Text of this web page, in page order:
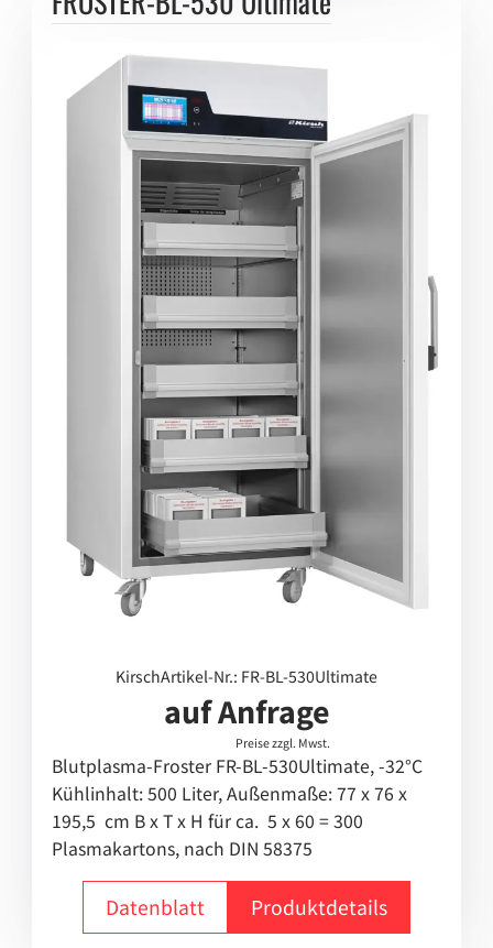
KirschArtikel-Nr.: FR-BL-530Ultimate
auf Anfrage
Preise zzgl. Mwst.
Blutplasma-Froster FR-BL-530Ultimate, -32°C
Kühlinhalt: 500 Liter, Außenmaße: 77 x 76 x
195,5 cm B x T x H für ca. 5 x 60 = 300
Plasmakartons, nach DIN 58375
Datenblatt Produktdetails